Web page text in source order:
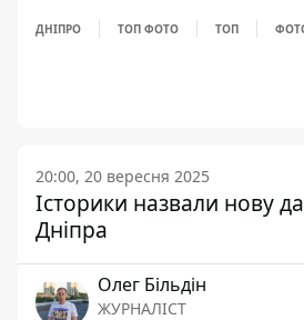
ДНІПРО ТОП ФОТО ТОП
20:00, 20 вересня 2025
Історики назвали нову
Дніпра
Олег Більдін
ЖУРНАЛІСТ